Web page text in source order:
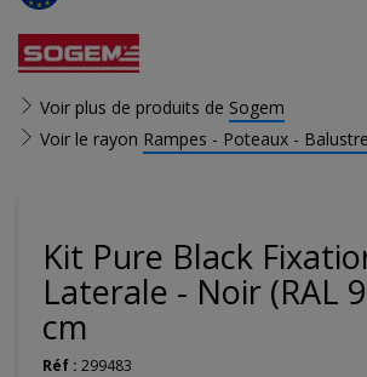
Voir plus de produits de Sogem
Voir le rayon Rampes - Poteaux -
Kit Pure Black
Laterale - Noir (RAL
cm
Réf : 299483